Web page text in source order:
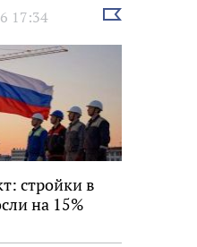
17:34
Выбрать
стройки в
на 15%